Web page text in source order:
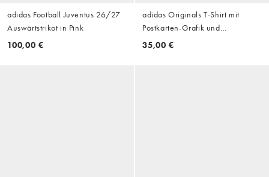
adidas Football Juventus 26/27
Auswärtstrikot in Pink
100,00 €
adidas Originals T-Shirt mit
Postkarten-Grafik und
Rückenprint in Weiß
35,00 €